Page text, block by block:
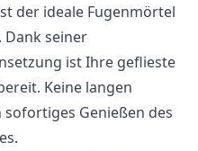
der ideale Fugenmörtel
Dank seiner
ist Ihre geflieste
Keine langen
Genießen des